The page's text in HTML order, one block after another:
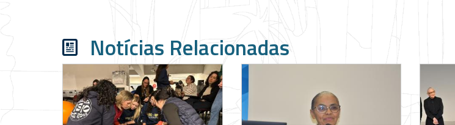
Notícias Relacionadas